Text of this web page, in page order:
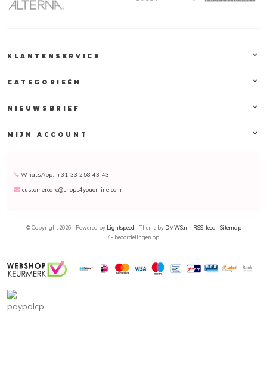
KLANTENSERVICE
CATEGORIEËN
NIEUWSBRIEF
MIJN ACCOUNT
WhatsApp: +31 33 258 43 43
customercare@shops4youonline.com
© Copyright 2026 - Powered by Lightspeed - Theme by DMWS.nl | RSS-feed | Sitemap
/- beoordelingen op